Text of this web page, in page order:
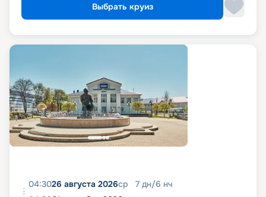
Выбрать круиз
04:3026 августа 2026ср 7 дн/6 нч